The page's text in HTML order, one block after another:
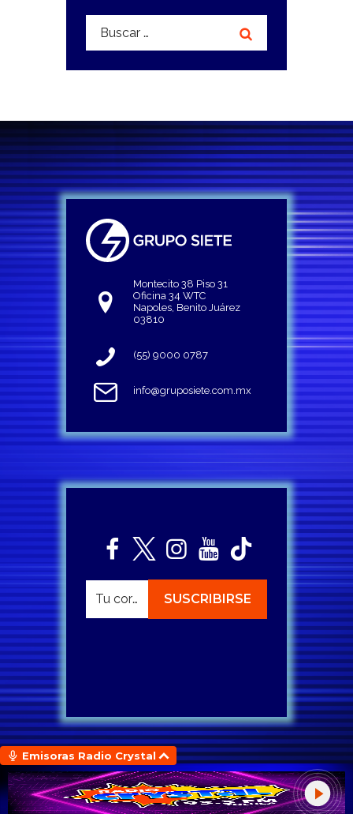
Buscar:
Montecito 38 Piso 31
Oficina 34 WTC
Napoles, Benito Juárez
03810
(55) 9000 0787
info@gruposiete.com.mx
Emisoras Radio Crystal